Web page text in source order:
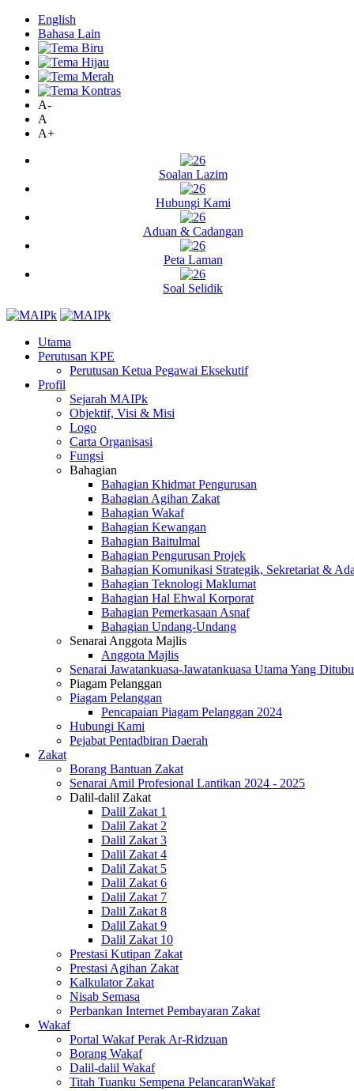
English
Bahasa Lain
A-
A
A+
Soalan Lazim
Hubungi Kami
Aduan & Cadangan
Peta Laman
Soal Selidik
Utama
Perutusan KPE
Perutusan Ketua Pegawai Eksekutif
Profil
Sejarah MAIPk
Objektif, Visi & Misi
Logo
Carta Organisasi
Fungsi
Bahagian
Bahagian Khidmat Pengurusan
Bahagian Agihan Zakat
Bahagian Wakaf
Bahagian Kewangan
Bahagian Baitulmal
Bahagian Pengurusan Projek
Bahagian Komunikasi Strategik, Sekretariat &
Bahagian Teknologi Maklumat
Bahagian Hal Ehwal Korporat
Bahagian Pemerkasaan Asnaf
Bahagian Undang-Undang
Senarai Anggota Majlis
Anggota Majlis
Senarai Jawatankuasa-Jawatankuasa Utama Yang
Piagam Pelanggan
Piagam Pelanggan
Pencapaian Piagam Pelanggan 2024
Hubungi Kami
Pejabat Pentadbiran Daerah
Zakat
Borang Bantuan Zakat
Senarai Amil Profesional Lantikan 2024 - 2025
Dalil-dalil Zakat
Dalil Zakat 1
Dalil Zakat 2
Dalil Zakat 3
Dalil Zakat 4
Dalil Zakat 5
Dalil Zakat 6
Dalil Zakat 7
Dalil Zakat 8
Dalil Zakat 9
Dalil Zakat 10
Prestasi Kutipan Zakat
Prestasi Agihan Zakat
Kalkulator Zakat
Nisab Semasa
Perbankan Internet Pembayaran Zakat
Wakaf
Portal Wakaf Perak Ar-Ridzuan
Borang Wakaf
Dalil-dalil Wakaf
Titah Tuanku Sempena PelancaranWakaf